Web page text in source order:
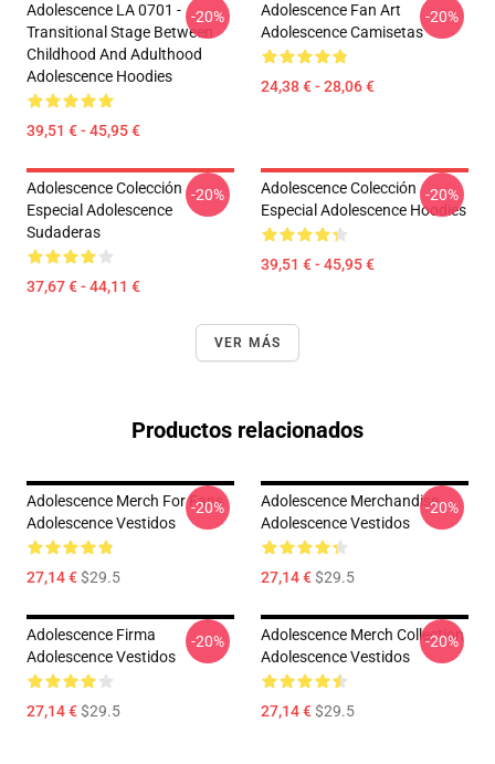
Adolescence LA 0701 -
Transitional Stage Between
Childhood And Adulthood
Adolescence Hoodies
39,51 € - 45,95 €
-20%
Adolescence Fan Art
Adolescence Camisetas
24,38 € - 28,06 €
-20%
Adolescence Colección
Especial Adolescence
Sudaderas
37,67 € - 44,11 €
-20%
Adolescence Colección
Especial Adolescence Hoodies
39,51 € - 45,95 €
-20%
VER MÁS
Productos relacionados
Adolescence Merch For Fans
Adolescence Vestidos
27,14 €$29.5
-20%
Adolescence Merchandise
Adolescence Vestidos
27,14 €$29.5
-20%
Adolescence Firma
Adolescence Vestidos
27,14 €$29.5
-20%
Adolescence Merch Collection
Adolescence Vestidos
27,14 €$29.5
-20%